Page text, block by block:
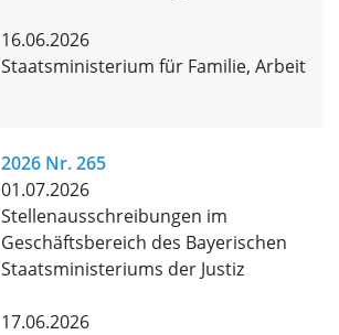
16.06.2026
Staatsministerium für Familie, Arbeit
2026 Nr. 265
01.07.2026
Stellenausschreibungen im
Geschäftsbereich des Bayerischen
Staatsministeriums der Justiz
17.06.2026